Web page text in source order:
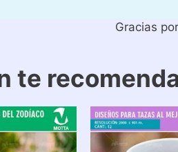
Gracias
te